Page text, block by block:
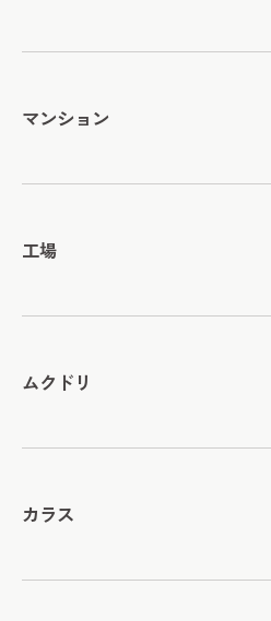
マンション
工場
ムクドリ
カラス